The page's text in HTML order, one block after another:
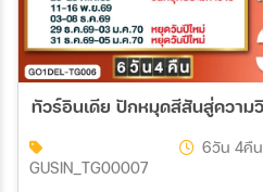
GUSIN_TG00007
6วัน 4คืน